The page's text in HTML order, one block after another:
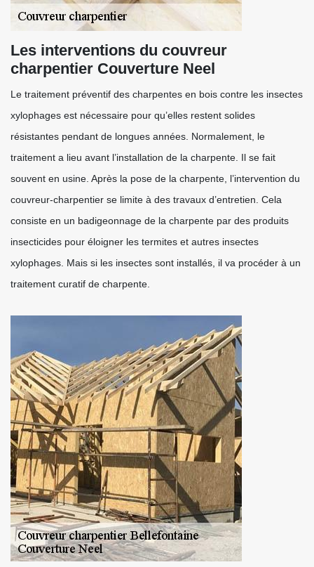
Les interventions du couvreur
charpentier Couverture Neel
Le traitement préventif des charpentes en bois contre les insectes
xylophages est nécessaire pour qu’elles restent solides
résistantes pendant de longues années. Normalement, le
traitement a lieu avant l’installation de la charpente. Il se fait
souvent en usine. Après la pose de la charpente, l’intervention du
couvreur-charpentier se limite à des travaux d’entretien. Cela
consiste en un badigeonnage de la charpente par des produits
insecticides pour éloigner les termites et autres insectes
xylophages. Mais si les insectes sont installés, il va procéder à un
traitement curatif de charpente.